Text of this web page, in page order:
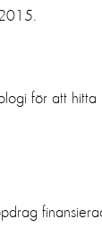
för att hitta